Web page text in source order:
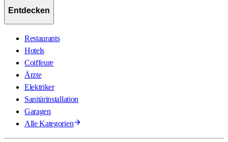
Entdecken
Restaurants
Hotels
Coiffeure
Ärzte
Elektriker
Sanitärinstallation
Garagen
Alle Kategorien